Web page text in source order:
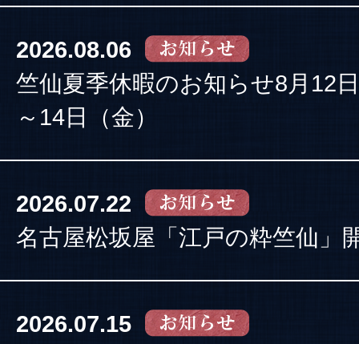
2026.08.06
竺仙夏季休暇のお知らせ8月12
～14日（金）
2026.07.22
名古屋松坂屋「江戸の粋竺仙」
2026.07.15